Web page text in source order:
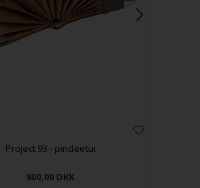
Project 93 - pindeetui
800,00 DKK